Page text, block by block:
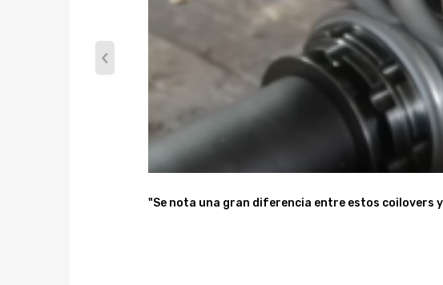
Aviso:
Todas las modificaciones deben ser instaladas por mecánicos
"Se nota una gran diferencia entre estos coilovers